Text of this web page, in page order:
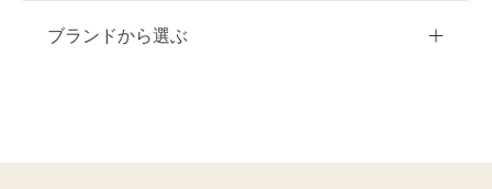
10万円台以下
20万円～26万円未満
クラシック
クール
ブランドから選ぶ
イエベ秋におすすめ